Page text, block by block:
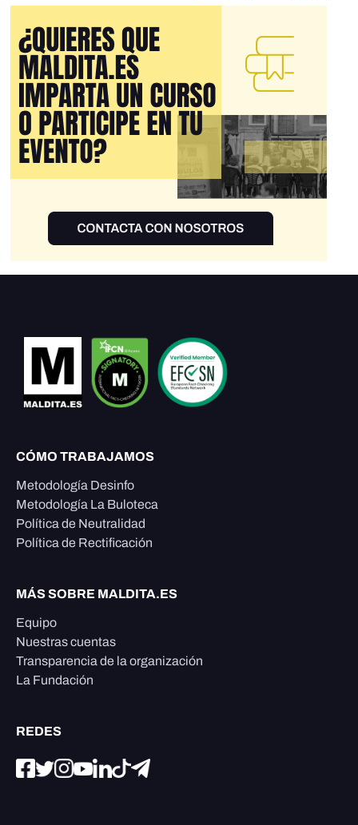
CÓMO TRABAJAMOS
Metodología Desinfo
Metodología La Buloteca
Política de Neutralidad
Política de Rectificación
MÁS SOBRE MALDITA.ES
Equipo
Nuestras cuentas
Transparencia de la organización
La Fundación
REDES